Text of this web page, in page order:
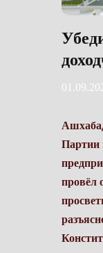
Партии
провёл